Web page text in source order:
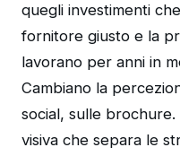
quegli investimenti
fornitore giusto e la
lavorano per anni in
Cambiano la
social, sulle
visiva che separa le